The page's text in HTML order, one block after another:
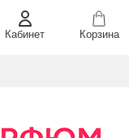
Кабинет Корзина